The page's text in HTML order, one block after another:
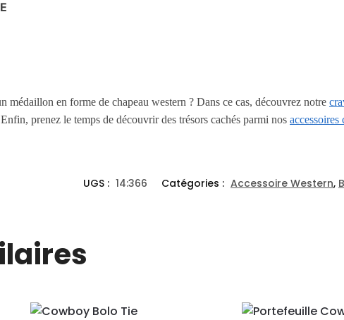
médaillon en forme de chapeau western ? Dans ce cas, découvrez notre
prenez le temps de découvrir des trésors cachés parmi nos
UGS : 14:366 Catégories : Accessoire Western,